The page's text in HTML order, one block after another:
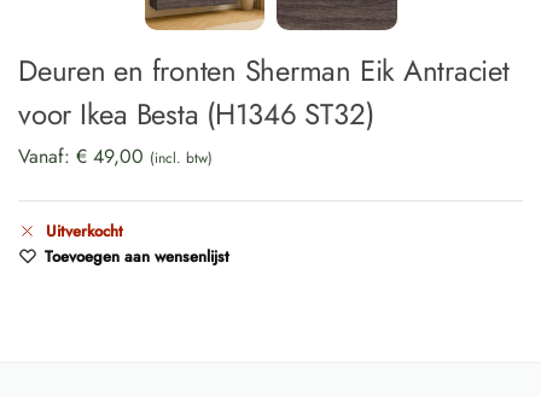
Deuren en fronten Sherman Eik Antraciet
voor Ikea Besta (H1346 ST32)
Vanaf: € 49,00 (incl. btw)
Uitverkocht
Toevoegen aan wensenlijst